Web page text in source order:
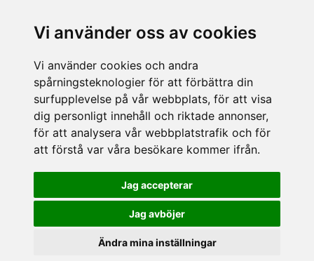
Vi använder oss av cookies
Vi använder cookies och andra
spårningsteknologier för att förbättra din
surfupplevelse på vår webbplats, för att visa
dig personligt innehåll och riktade annonser,
för att analysera vår webbplatstrafik och för
att förstå var våra besökare kommer ifrån.
Jag accepterar
Jag avböjer
Ändra mina inställningar
Jobba på Hasselgrens
LEVERANS
BETALNINGSSÄTT
I butiken i Lund kan du betala med Visa, Mastercard, Lund
City presentkort och kontanter.